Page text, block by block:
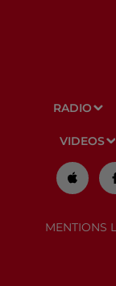
RADIO
VIDEOS
MENTIONS